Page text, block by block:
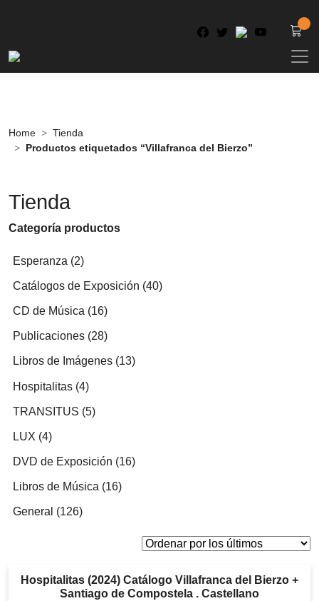
Home
Tienda
Productos etiquetados “Villafranca del Bierzo”
Tienda
Categoría productos
Esperanza 22
Catálogos de Exposición 4040
CD de Música 1616
Publicaciones 2828
Libros de Imágenes 1313
Hospitalitas 44
TRANSITUS 55
LUX 44
DVD de Exposición 1616
Libros de Música 1616
General 126126
Hospitalitas (2024) Catálogo Villafranca del Bierzo +
Santiago de Compostela . Castellano